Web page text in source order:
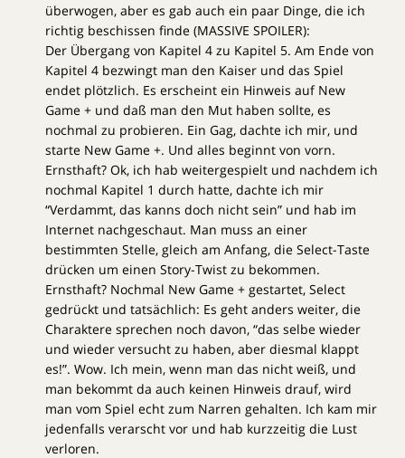
überwogen, aber es gab auch ein paar Dinge, die ich
richtig beschissen finde (MASSIVE SPOILER):
Der Übergang von Kapitel 4 zu Kapitel 5. Am Ende von
Kapitel 4 bezwingt man den Kaiser und das Spiel
endet plötzlich. Es erscheint ein Hinweis auf New
Game + und daß man den Mut haben sollte, es
nochmal zu probieren. Ein Gag, dachte ich mir, und
starte New Game +. Und alles beginnt von vorn.
Ernsthaft? Ok, ich hab weitergespielt und nachdem ich
nochmal Kapitel 1 durch hatte, dachte ich mir
“Verdammt, das kanns doch nicht sein” und hab im
Internet nachgeschaut. Man muss an einer
bestimmten Stelle, gleich am Anfang, die Select-Taste
drücken um einen Story-Twist zu bekommen.
Ernsthaft? Nochmal New Game + gestartet, Select
gedrückt und tatsächlich: Es geht anders weiter, die
Charaktere sprechen noch davon, “das selbe wieder
und wieder versucht zu haben, aber diesmal klappt
es!”. Wow. Ich mein, wenn man das nicht weiß, und
man bekommt da auch keinen Hinweis drauf, wird
man vom Spiel echt zum Narren gehalten. Ich kam mir
jedenfalls verarscht vor und hab kurzzeitig die Lust
verloren.